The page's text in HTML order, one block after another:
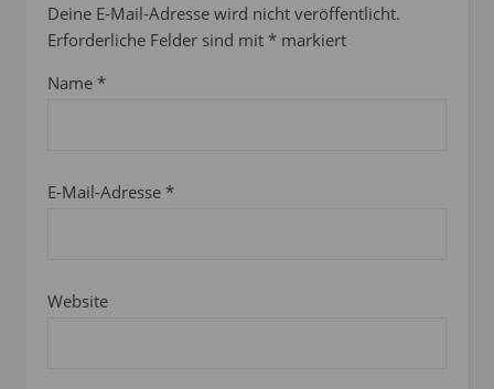
Deine E-Mail-Adresse wird nicht veröffentlicht.
Erforderliche Felder sind mit * markiert
Name *
E-Mail-Adresse *
Website